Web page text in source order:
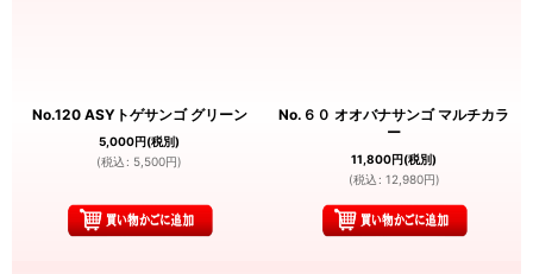
No.120 ASYトゲサンゴ グリーン
5,000円(税別)
(税込 : 5,500円)
No.６０ オオバナサンゴ マルチカラ
ー
11,800円(税別)
(税込 : 12,980円)